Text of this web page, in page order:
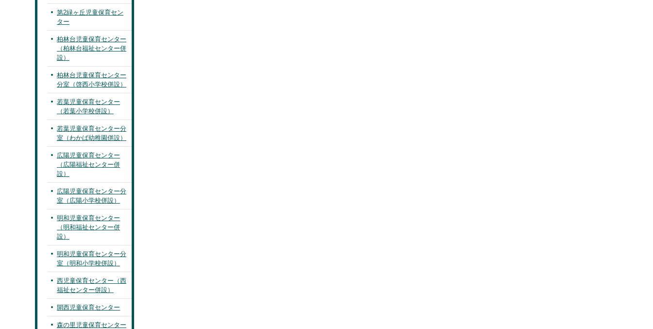
第2緑ヶ丘児童保育セン
ター
柏林台児童保育センター
（柏林台福祉センター併
設）
柏林台児童保育センター
分室（啓西小学校併設）
若葉児童保育センター
（若葉小学校併設）
若葉児童保育センター分
室（わかば幼稚園併設）
広陽児童保育センター
（広陽福祉センター併
設）
広陽児童保育センター分
室（広陽小学校併設）
明和児童保育センター
（明和福祉センター併
設）
明和児童保育センター分
室（明和小学校併設）
西児童保育センター（西
福祉センター併設）
開西児童保育センター
森の里児童保育センター